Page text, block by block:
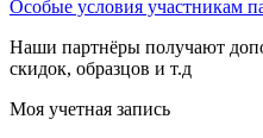
Особые условия участникам
Наши партнёры получают
скидок, образцов и т.д
Моя учетная запись